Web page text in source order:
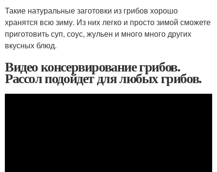
Такие натуральные заготовки из грибов хорошо
хранятся всю зиму. Из них легко и просто зимой сможете
приготовить суп, соус, жульен и много много других
вкусных блюд.
Видео консервирование грибов.
Рассол подойдет для любых грибов.